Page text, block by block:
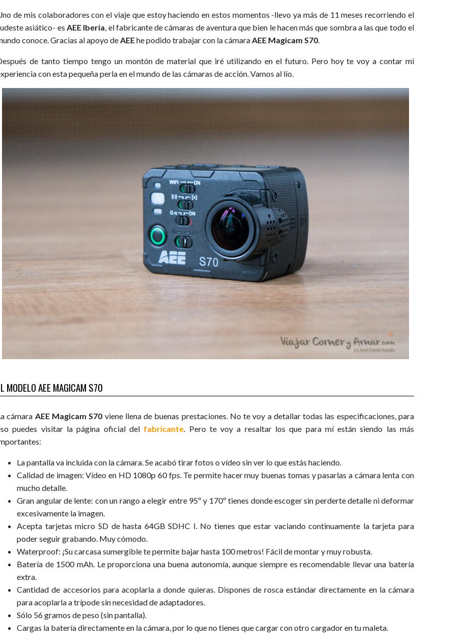
de mis colaboradores con el viaje que estoy haciendo en estos momentos -llevo ya más de 11 meses recorriendo el
asiático- es AEE Iberia, el fabricante de cámaras de aventura que bien le hacen más que sombra a las que todo el
conoce. Gracias al apoyo deAEEhe podido trabajar con la cámaraAEE Magicam S70.
de tanto tiempo tengo un montón de material que iré utilizando en el futuro. Pero hoy te voy a contar mi
con esta pequeña perla en el mundo de las cámaras de acción. Vamos al lío.
MODELO AEE MAGICAM S70
cámara AEE Magicam S70 viene llena de buenas prestaciones. No te voy a detallar todas las especificaciones, para
puedes visitar la página oficial del fabricante . Pero te voy a resaltar los que para mí están siendo las más
La pantalla va incluida con la cámara. Se acabó tirar fotos o vídeo sin ver lo que estás haciendo.
Calidad de imagen: Vídeo en HD 1080p 60 fps. Te permite hacer muy buenas tomas y pasarlas a cámara lenta con
mucho detalle.
Gran angular de lente: con un rango a elegir entre 95º y 170º tienes donde escoger sin perderte detalle ni deformar
excesivamente la imagen.
Acepta tarjetas micro SD de hasta 64GB SDHC I. No tienes que estar vaciando continuamente la tarjeta para
poder seguir grabando. Muy cómodo.
Waterproof: ¡Su carcasa sumergible te permite bajar hasta 100 metros! Fácil de montar y muy robusta.
Batería de 1500 mAh. Le proporciona una buena autonomía, aunque siempre es recomendable llevar una batería
extra.
Cantidad de accesorios para acoplarla a donde quieras. Dispones de rosca estándar directamente en la cámara
para acoplarla a trípode sin necesidad de adaptadores.
Sólo 56 gramos de peso (sin pantalla).
Cargas la batería directamente en la cámara, por lo que no tienes que cargar con otro cargador en tu maleta.